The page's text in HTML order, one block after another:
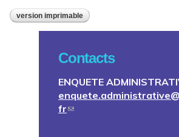
version imprimable
Contacts
ENQUETE
fr